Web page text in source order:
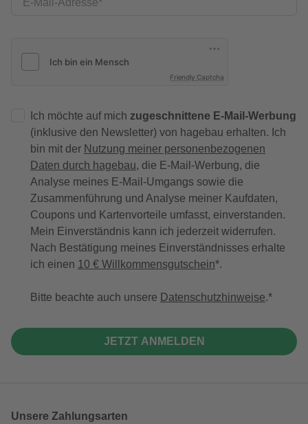
E-Mail-Adresse
Friendly Captcha
Ich möchte auf mich zugeschnittene E-Mail-Werbung
(inklusive den Newsletter) von hagebau erhalten. Ich
bin mit der Nutzung meiner personenbezogenen
Daten durch hagebau, die E-Mail-Werbung, die
Analyse meines E-Mail-Umgangs sowie die
Zusammenführung und Analyse meiner Kaufdaten,
Coupons und Kartenvorteile umfasst, einverstanden.
Mein Einverständnis kann ich jederzeit widerrufen.
Nach Bestätigung meines Einverständnisses erhalte
ich einen 10 € Willkommensgutschein*.
Bitte beachte auch unsere Datenschutzhinweise.
JETZT ANMELDEN
Unsere Zahlungsarten